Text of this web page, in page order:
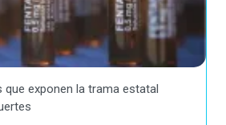
que exponen la trama estatal